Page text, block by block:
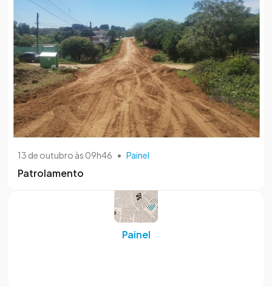
13 de outubro às 09h46 • Painel
Patrolamento
Painel